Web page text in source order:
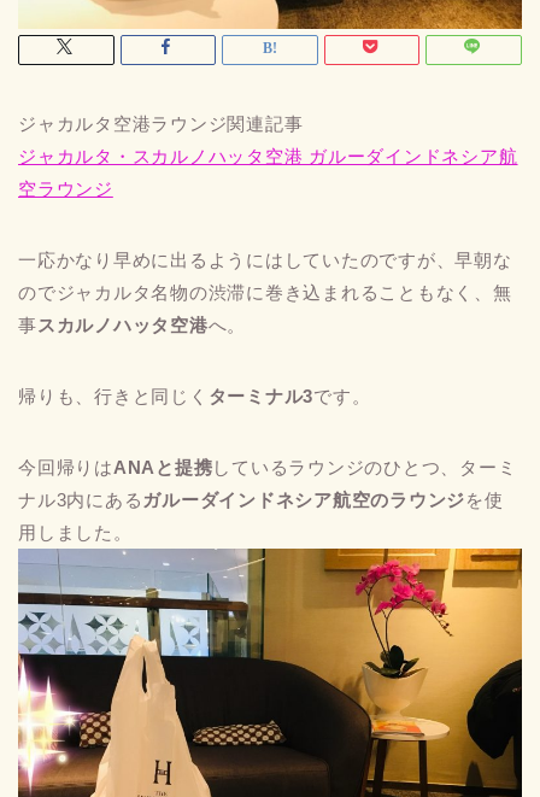
ジャカルタ空港ラウンジ関連記事
ジャカルタ・スカルノハッタ空港 ガルーダインドネシア航
空ラウンジ
一応かなり早めに出るようにはしていたのですが、早朝な
のでジャカルタ名物の渋滞に巻き込まれることもなく、無
事スカルノハッタ空港へ。
帰りも、行きと同じく ターミナル3です。
今回帰りはANAと提携しているラウンジのひとつ、ターミ
ナル3内にある ガルーダインドネシア航空のラウンジを使
用しました。